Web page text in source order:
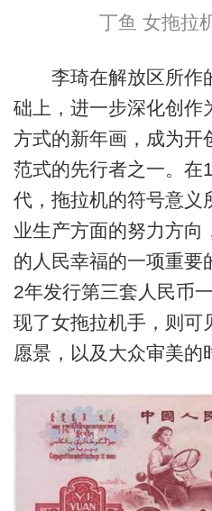
丁鱼 女拖拉
李琦在解放区所作
础上，进一步深化创作
方式的新年画，成为开
范式的先行者之一。在
代，拖拉机的符号意义
业生产方面的努力方向
的人民幸福的一项重要
2年发行第三套人民币
现了女拖拉机手，则可
愿景，以及大众审美的